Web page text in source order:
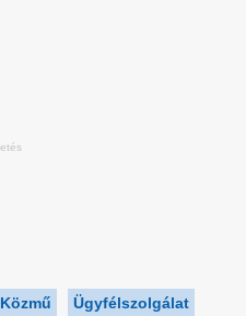
Közmű Ügyfélszolgálat